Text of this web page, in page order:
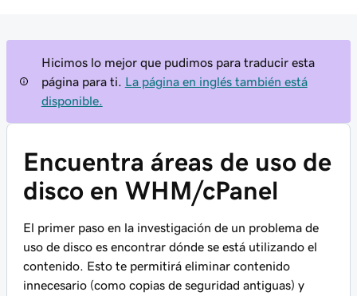
Hicimos lo mejor que pudimos para traducir esta
página para ti.
La página en inglés también está
disponible.
Encuentra áreas de uso de
disco en WHM/cPanel
El primer paso en la investigación de un problema de
uso de disco es encontrar dónde se está utilizando el
contenido. Esto te permitirá eliminar contenido
innecesario (como copias de seguridad antiguas) y